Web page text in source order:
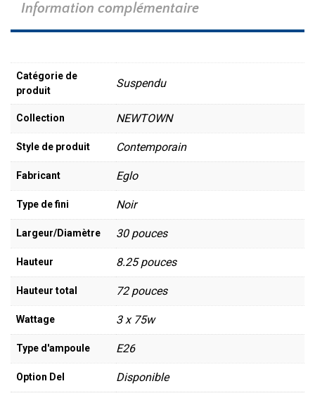
Information complémentaire
Catégorie de
produit
Suspendu
Collection NEWTOWN
Style de produit Contemporain
Fabricant Eglo
Type de fini Noir
Largeur/Diamètre 30 pouces
Hauteur 8.25 pouces
Hauteur total 72 pouces
Wattage 3 x 75w
Type d'ampoule E26
Option Del Disponible